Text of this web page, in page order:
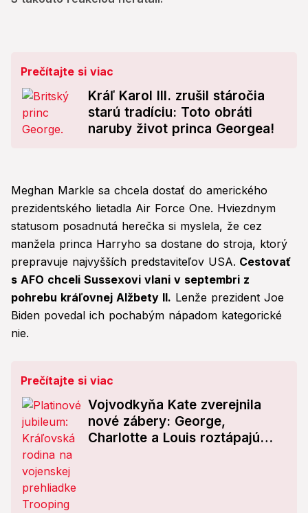
Prečítajte si viac
Kráľ Karol III. zrušil stáročia
starú tradíciu: Toto obráti
naruby život princa Georgea!
Meghan Markle sa chcela dostať do amerického
prezidentského lietadla Air Force One. Hviezdnym
statusom posadnutá herečka si myslela, že cez
manžela princa Harryho sa dostane do stroja, ktorý
prepravuje najvyšších predstaviteľov USA. Cestovať
s AFO chceli Sussexovi vlani v septembri z
pohrebu kráľovnej Alžbety II. Lenže prezident Joe
Biden povedal ich pochabým nápadom kategorické
nie.
Prečítajte si viac
Vojvodkyňa Kate zverejnila
nové zábery: George,
Charlotte a Louis roztápajú